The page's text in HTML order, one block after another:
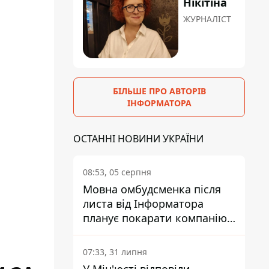
ЖУРНАЛІСТ
БІЛЬШЕ ПРО АВТОРІВ
ІНФОРМАТОРА
ОСТАННІ НОВИНИ УКРАЇНИ
08:53, 05 серпня
Мовна омбудсменка після
листа від Інформатора
планує покарати компанію-
підрядника ПриватБанку
07:33, 31 липня